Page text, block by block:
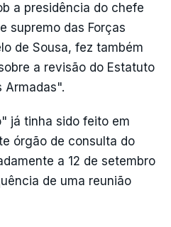
a presidência do chefe
supremo das Forças
de Sousa, fez também
a revisão do Estatuto
Armadas".
já tinha sido feito em
órgão de consulta do
a 12 de setembro
de uma reunião